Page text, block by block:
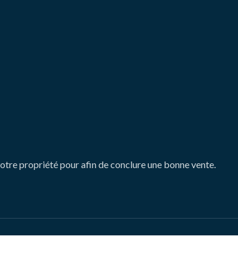
propriété pour afin de conclure une bonne vente.